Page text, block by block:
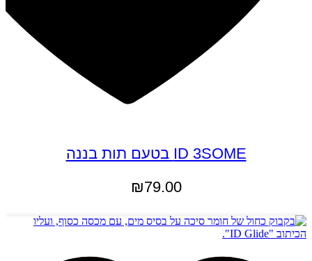
ID 3SOME בטעם תות בננה
₪79.00